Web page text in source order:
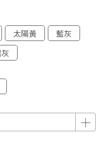
太陽黃
藍灰